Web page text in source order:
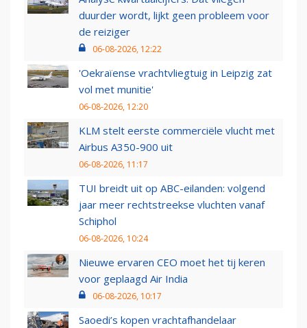
duurder wordt, lijkt geen probleem voor
de reiziger
06-08-2026, 12:22
'Oekraïense vrachtvliegtuig in Leipzig zat
vol met munitie'
06-08-2026, 12:20
KLM stelt eerste commerciële vlucht met
Airbus A350-900 uit
06-08-2026, 11:17
TUI breidt uit op ABC-eilanden: volgend
jaar meer rechtstreekse vluchten vanaf
Schiphol
06-08-2026, 10:24
Nieuwe ervaren CEO moet het tij keren
voor geplaagd Air India
06-08-2026, 10:17
Saoedi’s kopen vrachtafhandelaar